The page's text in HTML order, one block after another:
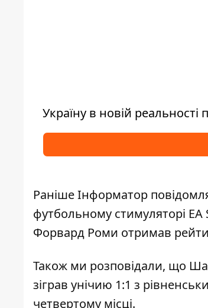
Україну в новій
Раніше Інформатор
футбольному стимуляторі
Форвард Роми отримав
Також ми розповідали, що
зіграв унічию 1:1 з
четвертому місці.